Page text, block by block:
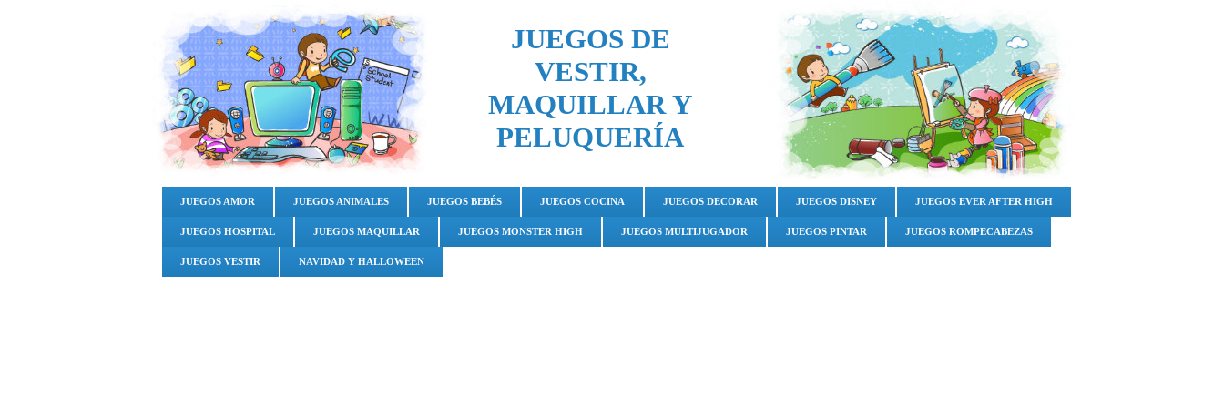
JUEGOS DE
VESTIR,
MAQUILLAR Y
PELUQUERÍA
JUEGOS AMOR JUEGOS ANIMALES JUEGOS BEBÉS JUEGOS COCINA JUEGOS DECORAR JUEGOS DISNEY JUEGOS EVER AFTER HIGH
JUEGOS HOSPITAL JUEGOS MAQUILLAR JUEGOS MONSTER HIGH JUEGOS MULTIJUGADOR JUEGOS PINTAR JUEGOS ROMPECABEZAS
JUEGOS VESTIR NAVIDAD Y HALLOWEEN